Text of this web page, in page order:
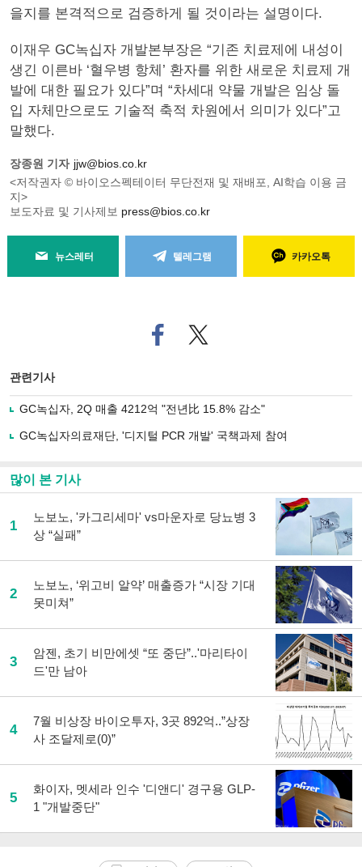
을지를 본격적으로 검증하게 될 것이라는 설명이다.
이재우 GC녹십자 개발본부장은 “기존 치료제에 내성이
생긴 이른바 ‘혈우병 항체’ 환자를 위한 새로운 치료제 개
발에 대한 필요가 있다”며 “차세대 약물 개발은 임상 돌
입 자체만으로도 기술적 축적 차원에서 의미가 있다”고
말했다.
장종원 기자 jjw@bios.co.kr
<저작권자 © 바이오스펙테이터 무단전재 및 재배포, AI학습 이용 금
지>
보도자료 및 기사제보 press@bios.co.kr
뉴스레터 텔레그램 카카오톡
페
이
로
기
사
기
트위
터로
관련기사
GC녹십자, 2Q 매출 4212억 "전년比 15.8% 감소"
GC녹십자의료재단, '디지털 PCR 개발' 국책과제 참여
많이 본 기사
1
노보노, '카그리세마' vs마운자로 당뇨병 3
상 “실패”
2
노보노, ‘위고비 알약’ 매출증가 “시장 기대
못미쳐”
3
암젠, 초기 비만에셋 “또 중단”..'마리타이
드'만 남아
4
7월 비상장 바이오투자, 3곳 892억..”상장
사 조달제로(0)”
5
화이자, 멧세라 인수 '디앤디' 경구용 GLP-
1 "개발중단"